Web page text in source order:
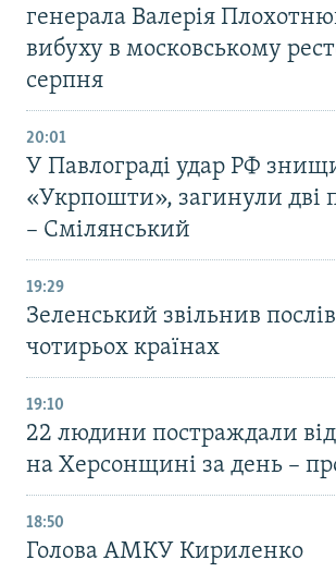
генерала Валерія
вибуху в московському
серпня
20:01
У Павлограді удар РФ
«Укрпошти», загинули дві
– Смілянський
19:29
Зеленський звільнив
чотирьох країнах
19:10
22 людини постраждали від
на Херсонщині за день –
18:50
Голова АМКУ Кириленко